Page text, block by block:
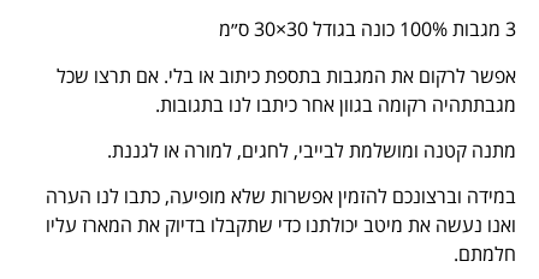
3 מגבות 100% כונה בגודל 30×30 ס״מ
אפשר לרקום את המגבות בתספת כיתוב או בלי. אם תרצו שכל
מגבתתהיה רקומה בגוון אחר כיתבו לנו בתגובות.
מתנה קטנה ומושלמת לבייבי, לחגים, למורה או לגננת.
במידה וברצונכם להזמין אפשרות שלא מופיעה, כתבו לנו הערה
ואנו נעשה את מיטב יכולתנו כדי שתקבלו בדיוק את המארז עליו
חלמתם.